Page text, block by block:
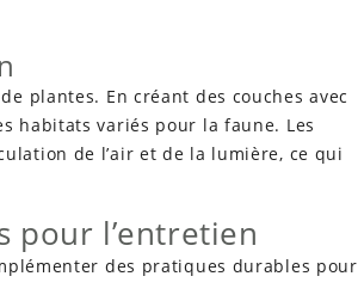
plantes. En créant des couches avec
habitats variés pour la faune. Les
de l’air et de la lumière, ce qui
pour l’entretien
des pratiques durables pour